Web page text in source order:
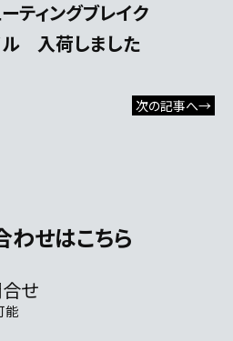
ティングブレイク
入荷しました
次の記事へ→
わせはこちら
せ
能